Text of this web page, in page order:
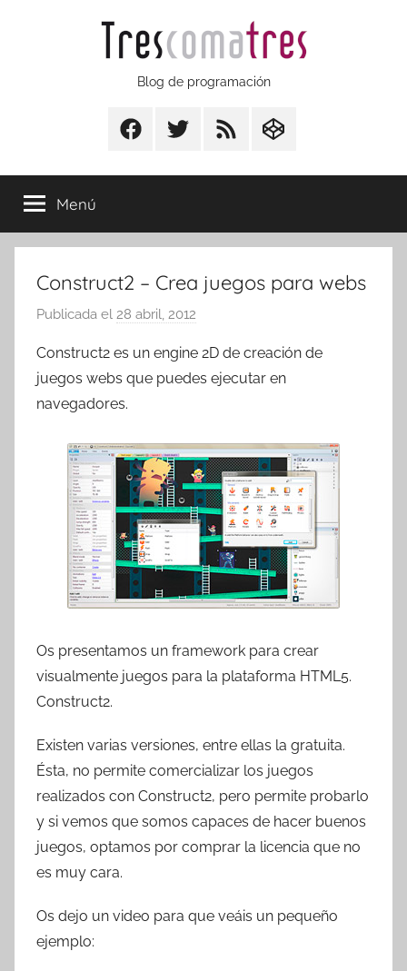
Trescomatres
Blog de programación
FacebookTwitter RSS CodepenIO
Menú
Construct2 – Crea juegos para webs
Publicada el 28 abril, 2012
r
T
s
c
o
m
a
t
r
s
Construct2 es un engine 2D de creación de
juegos webs que puedes ejecutar en
navegadores.
Os presentamos un framework para crear
visualmente juegos para la plataforma HTML5.
Construct2.
Existen varias versiones, entre ellas la gratuita.
Ésta, no permite comercializar los juegos
realizados con Construct2, pero permite probarlo
y si vemos que somos capaces de hacer buenos
juegos, optamos por comprar la licencia que no
es muy cara.
Os dejo un video para que veáis un pequeño
ejemplo: